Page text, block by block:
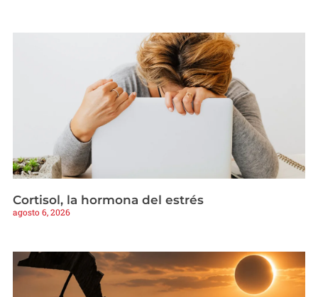
Cortisol, la hormona del estrés
agosto 6, 2026